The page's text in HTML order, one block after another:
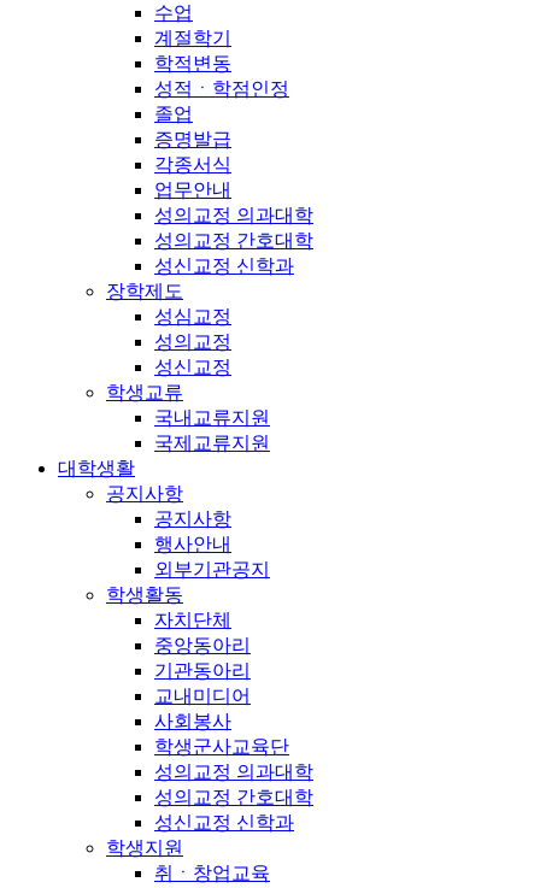
수업
계절학기
학적변동
성적ㆍ학점인정
졸업
증명발급
각종서식
업무안내
성의교정 의과대학
성의교정 간호대학
성신교정 신학과
장학제도
성심교정
성의교정
성신교정
학생교류
국내교류지원
국제교류지원
대학생활
공지사항
공지사항
행사안내
외부기관공지
학생활동
자치단체
중앙동아리
기관동아리
교내미디어
사회봉사
학생군사교육단
성의교정 의과대학
성의교정 간호대학
성신교정 신학과
학생지원
취ㆍ창업교육